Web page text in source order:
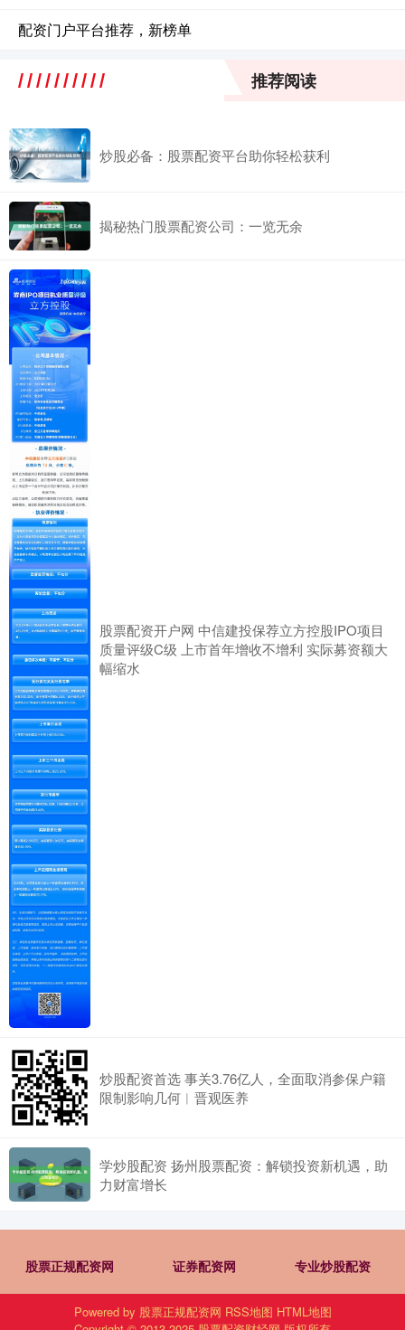
配资门户平台推荐，新榜单
推荐阅读
炒股必备：股票配资平台助你轻松获利
揭秘热门股票配资公司：一览无余
股票配资开户网 中信建投保荐立方控股IPO项目
质量评级C级 上市首年增收不增利 实际募资额大
幅缩水
炒股配资首选 事关3.76亿人，全面取消参保户籍
限制影响几何︱晋观医养
学炒股配资 扬州股票配资：解锁投资新机遇，助
力财富增长
股票正规配资网 证券配资网 专业炒股配资
Powered by 股票正规配资网 RSS地图 HTML地图